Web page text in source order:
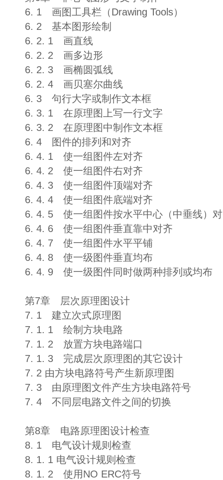
6. 1 画图工具栏（Drawing Tools）
6. 2 基本图形绘制
6. 2. 1 画直线
6. 2. 2 画多边形
6. 2. 3 画椭圆弧线
6. 2. 4 画贝塞尔曲线
6. 3 句行大字或制作文本框
6. 3. 1 在原理图上写一行文字
6. 3. 2 在原理图中制作文本框
6. 4 图件的排列和对齐
6. 4. 1 使一组图件左对齐
6. 4. 2 使一组图件右对齐
6. 4. 3 使一组图件顶端对齐
6. 4. 4 使一组图件底端对齐
6. 4. 5 使一组图件按水平中心（中垂线）
6. 4. 6 使一组图件垂直靠中对齐
6. 4. 7 使一组图件水平平铺
6. 4. 8 使一级图件垂直均布
6. 4. 9 使一级图件同时做两种排列或均布
第7章 层次原理图设计
7. 1 建立次式原理图
7. 1. 1 绘制方块电路
7. 1. 2 放置方块电路端口
7. 1. 3 完成层次原理图的其它设计
7. 2 由方块电路符号产生新原理图
7. 3 由原理图文件产生方块电路符号
7. 4 不同层电路文件之间的切换
第8章 电路原理图设计检查
8. 1 电气设计规则检查
8. 1. 1 电气设计规则检查
8. 1. 2 使用NO ERC符号